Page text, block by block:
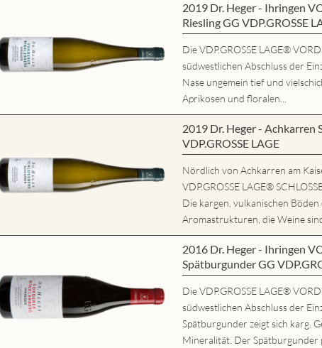
2019 Dr. Heger - Ihringen
Riesling GG VDP.GROSSE
Die VDP.GROSSE LAGE®
südwestlichen Abschluss der
Nase ungemein tief und
Aprikosen und floralen...
2019 Dr. Heger - Achkarren
VDP.GROSSE LAGE
Nördlich von Achkarren am
VDP.GROSSE LAGE®
Die kargen, vulkanischen
Aromastrukturen, die Weine
2016 Dr. Heger - Ihringen
Spätburgunder GG
Die VDP.GROSSE LAGE®
südwestlichen Abschluss der
Spätburgunder zeigt sich karg.
Mineralität. Der Spätburgunder